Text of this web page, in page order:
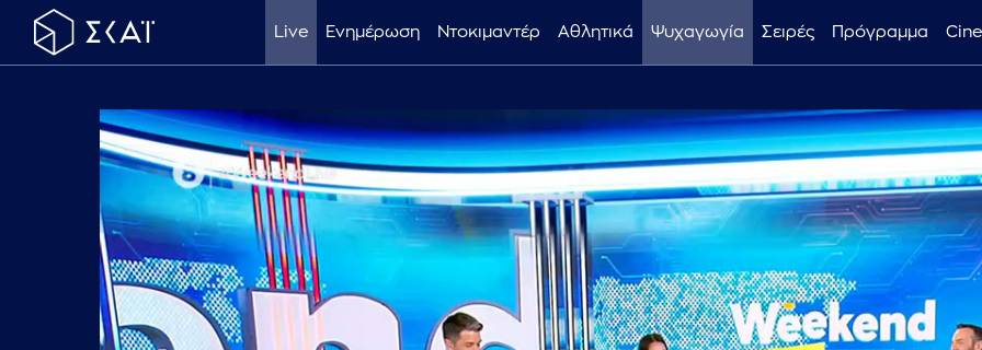
Live Ενημέρωση Ντοκιμαντέρ Αθλητικά Ψυχαγωγία Σειρές Πρόγραμμα